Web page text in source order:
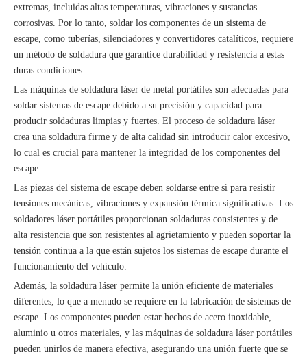
extremas, incluidas altas temperaturas, vibraciones y sustancias
corrosivas. Por lo tanto, soldar los componentes de un sistema de
escape, como tuberías, silenciadores y convertidores catalíticos, requiere
un método de soldadura que garantice durabilidad y resistencia a estas
duras condiciones.
Las máquinas de soldadura láser de metal portátiles son adecuadas para
soldar sistemas de escape debido a su precisión y capacidad para
producir soldaduras limpias y fuertes. El proceso de soldadura láser
crea una soldadura firme y de alta calidad sin introducir calor excesivo,
lo cual es crucial para mantener la integridad de los componentes del
escape.
Las piezas del sistema de escape deben soldarse entre sí para resistir
tensiones mecánicas, vibraciones y expansión térmica significativas. Los
soldadores láser portátiles proporcionan soldaduras consistentes y de
alta resistencia que son resistentes al agrietamiento y pueden soportar la
tensión continua a la que están sujetos los sistemas de escape durante el
funcionamiento del vehículo.
Además, la soldadura láser permite la unión eficiente de materiales
diferentes, lo que a menudo se requiere en la fabricación de sistemas de
escape. Los componentes pueden estar hechos de acero inoxidable,
aluminio u otros materiales, y las máquinas de soldadura láser portátiles
pueden unirlos de manera efectiva, asegurando una unión fuerte que se